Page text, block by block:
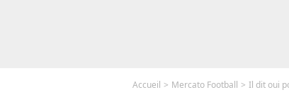
Accueil Mercato Football Il dit oui